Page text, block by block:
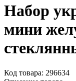
Набор
мини
Код товара: 296634